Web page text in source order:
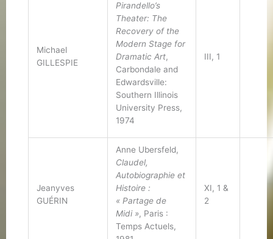
Michael
GILLESPIE
Pirandello’s
Theater: The
Recovery of the
Modern Stage for
Dramatic Art,
Carbondale and
Edwardsville:
Southern Illinois
University Press,
1974
III, 1
Jeanyves
GUÉRIN
Anne Ubersfeld,
Claudel,
Autobiographie et
Histoire :
« Partage de
Midi », Paris :
Temps Actuels,
XI, 1 &
2